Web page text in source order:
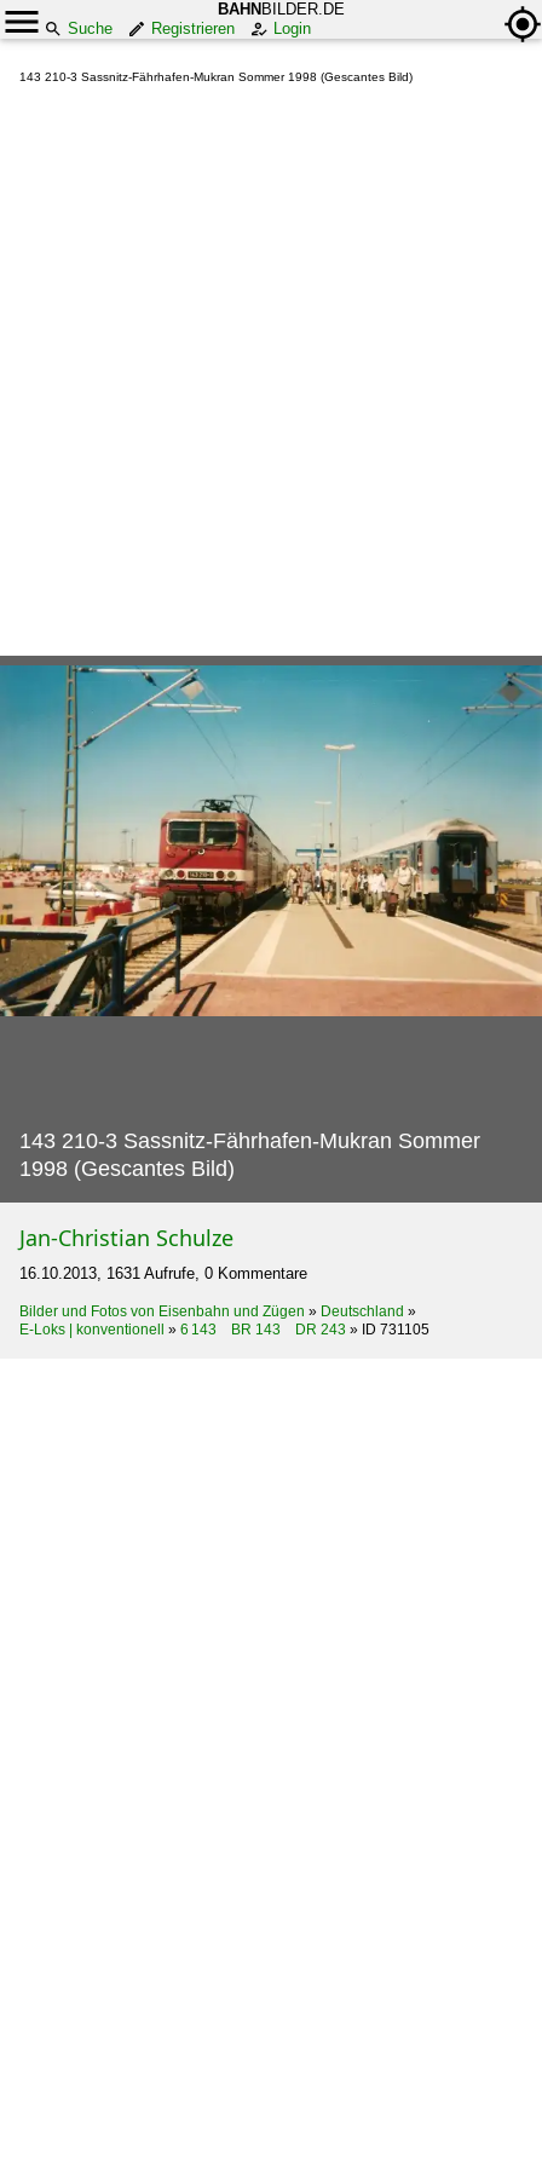
BAHN BILDER.DE
Suche
Registrieren Login
143 210-3 Sassnitz-Fährhafen-Mukran Sommer 1998 (Gescantes Bild)
143 210-3 Sassnitz-Fährhafen-Mukran Sommer
1998 (Gescantes Bild)
Jan-Christian Schulze
16.10.2013, 1631 Aufrufe, 0 Kommentare
Bilder und Fotos von Eisenbahn und Zügen » Deutschland »
E-Loks | konventionell » 6 143 BR 143 DR 243 » ID 731105